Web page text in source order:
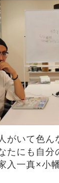
がいて色ん
たにも自分
入一真×小